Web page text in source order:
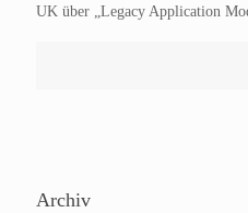
UK über „Legacy Application
Archiv